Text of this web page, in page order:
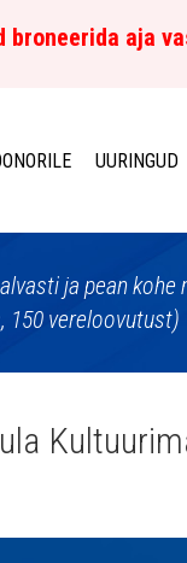
broneerida aja
UURINGUD
ja pean kohe
150 vereloovutust)